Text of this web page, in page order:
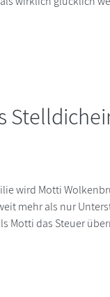
wird Motti
mehr als nur
Motti das Steuer